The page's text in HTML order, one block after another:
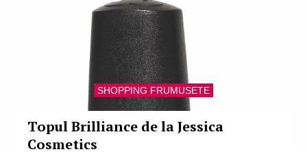
SHOPPING FRUMUSETE
Topul Brilliance de la Jessica
Cosmetics